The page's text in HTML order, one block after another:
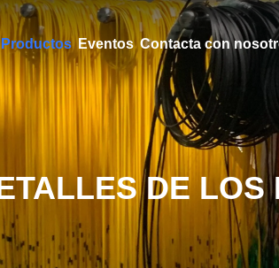
Productos Eventos Contacta con
DE LOS